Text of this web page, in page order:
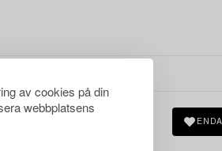
av cookies på din
webbplatsens